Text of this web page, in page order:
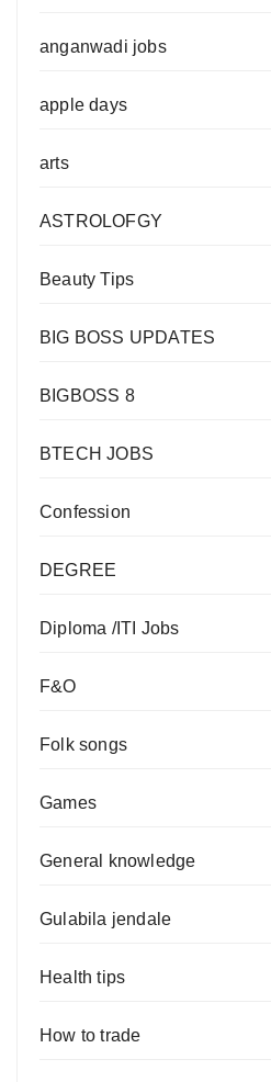
anganwadi jobs
apple days
arts
ASTROLOFGY
Beauty Tips
BIG BOSS UPDATES
BIGBOSS 8
BTECH JOBS
Confession
DEGREE
Diploma /ITI Jobs
F&O
Folk songs
Games
General knowledge
Gulabila jendale
Health tips
How to trade